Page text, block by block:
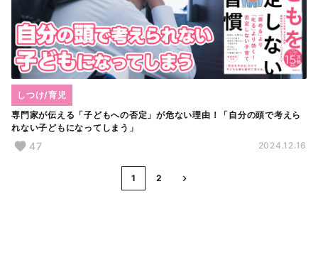
専門家が伝える「子どもへの否定」が危ない理由！「自分の頭で考えら
れない子どもになってしまう」
しつけ/育児
47 2024.12.16
1 2